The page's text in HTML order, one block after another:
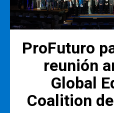
ProFuturo
reunión
Global
Coalition